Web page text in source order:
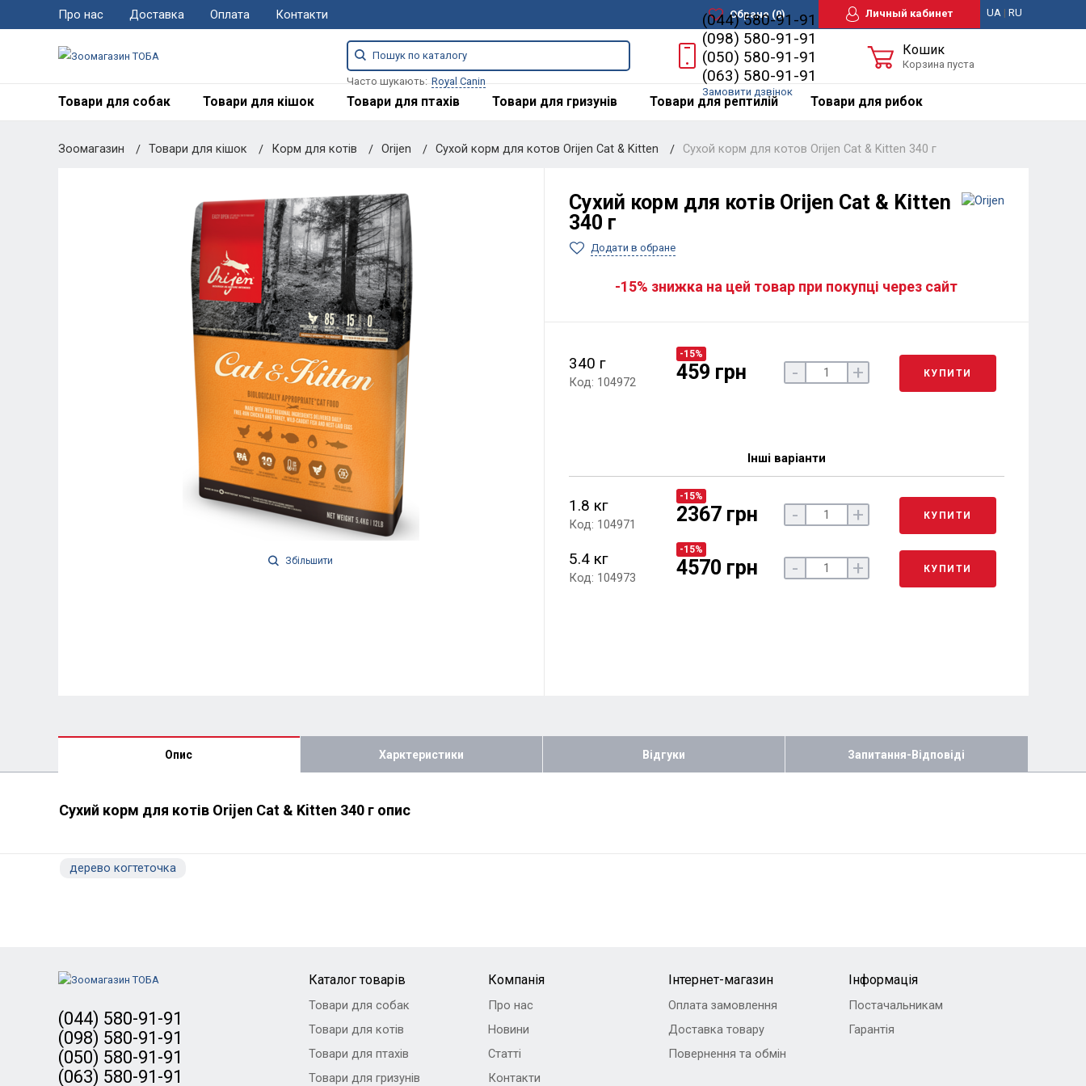
Про нас Доставка Оплата Контакти Обране(0) Личный кабинет UA| RU
Часто шукають: Royal Canin
(044) 580-91-91
(098) 580-91-91
(050) 580-91-91
(063) 580-91-91
Замовити дзвінок
Кошик
Корзина пуста
Товари для собак Товари для кішок Товари для птахів Товари для гризунів Товари для рептилій Товари для рибок
Зоомагазин Товари для кішок Корм для котів Orijen Сухой корм для котов Orijen Cat & Kitten Сухой корм для котов Orijen Cat & Kitten 340 г
Збільшити
Сухий корм для котів Orijen Cat & Kitten
340 г
Додати в обране
-15% знижка на цей товар при покупці через сайт
340 г
Код: 104972
-15%
459 грн - + КУПИТИ
Інші варіанти
1.8 кг
Код: 104971
-15%
2367 грн - + КУПИТИ
5.4 кг
Код: 104973
-15%
4570 грн - + КУПИТИ
Опис Харктеристики Відгуки Запитання-Відповіді
Сухий корм для котів Orijen Cat & Kitten 340 г опис
дерево когтеточка
(044) 580-91-91
(098) 580-91-91
(050) 580-91-91
(063) 580-91-91
Каталог товарів
Товари для собак
Товари для котів
Товари для птахів
Товари для гризунів
Компанія
Про нас
Новини
Статті
Контакти
Інтернет-магазин
Оплата замовлення
Доставка товару
Повернення та обмін
Інформація
Постачальникам
Гарантія